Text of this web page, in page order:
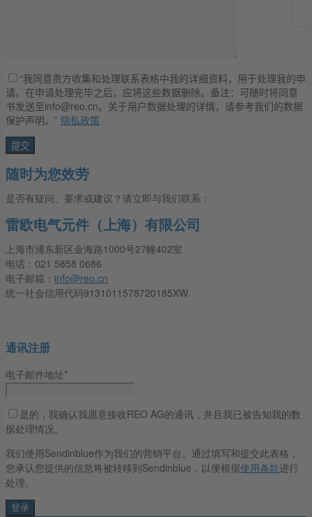
“我同意贵方收集和处理联系表格中我的详细资料，用于处理我的申
请。在申请处理完毕之后，应将这些数据删除。备注：可随时将同意
书发送至info@reo.cn。关于用户数据处理的详情，请参考我们的数据
保护声明。” 隐私政策
随时为您效劳
是否有疑问、要求或建议？请立即与我们联系：
雷欧电气元件（上海）有限公司
上海市浦东新区金海路1000号27幢402室
电话：021 5858 0686
电子邮箱： info@reo.cn
统一社会信用代码9131011578720185XW
通讯注册
电子邮件地址*
是的，我确认我愿意接收REO AG的通讯，并且我已被告知我的数
据处理情况。
我们使用Sendinblue作为我们的营销平台。通过填写和提交此表格，
您承认您提供的信息将被转移到Sendinblue，以便根据使用条款进行
处理。